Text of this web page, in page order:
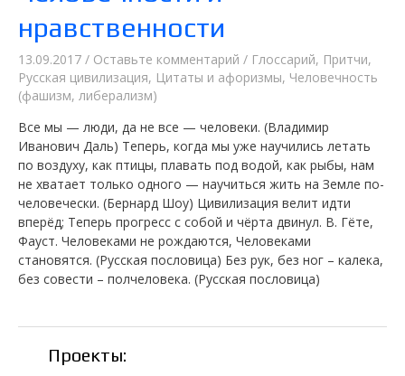
нравственности
13.09.2017 / Оставьте комментарий / Глоссарий, Притчи,
Русская цивилизация, Цитаты и афоризмы, Человечность
(фашизм, либерализм)
Все мы — люди, да не все — человеки. (Владимир
Иванович Даль) Теперь, когда мы уже научились летать
по воздуху, как птицы, плавать под водой, как рыбы, нам
не хватает только одного — научиться жить на Земле по-
человечески. (Бернард Шоу) Цивилизация велит идти
вперёд; Теперь прогресс с собой и чёрта двинул. В. Гёте,
Фауст. Человеками не рождаются, Человеками
становятся. (Русская пословица) Без рук, без ног – калека,
без совести – полчеловека. (Русская пословица)
Проекты: